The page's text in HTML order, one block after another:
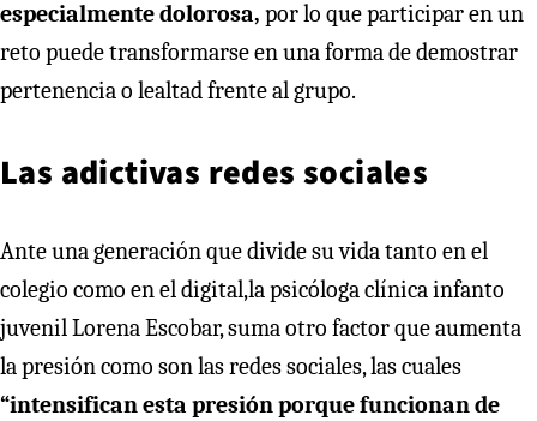
especialmente dolorosa, por lo que participar en un
reto puede transformarse en una forma de demostrar
pertenencia o lealtad frente al grupo.
Las adictivas redes sociales
Ante una generación que divide su vida tanto en el
colegio como en el digital,la psicóloga clínica infanto
juvenil Lorena Escobar, suma otro factor que aumenta
la presión como son las redes sociales, las cuales
“intensifican esta presión porque funcionan de